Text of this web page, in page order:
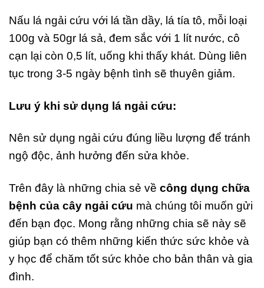
Nấu lá ngải cứu với lá tần dầy, lá tía tô, mỗi loại
100g và 50gr lá sả, đem sắc với 1 lít nước, cô
cạn lại còn 0,5 lít, uống khi thấy khát. Dùng liên
tục trong 3-5 ngày bệnh tình sẽ thuyên giảm.
Lưu ý khi sử dụng lá ngải cứu:
Nên sử dụng ngải cứu đúng liều lượng để tránh
ngộ độc, ảnh hưởng đến sửa khỏe.
Trên đây là những chia sẻ về công dụng chữa
bệnh của cây ngải cứu mà chúng tôi muốn gửi
đến bạn đọc. Mong rằng những chia sẽ này sẽ
giúp bạn có thêm những kiến thức sức khỏe và
y học để chăm tốt sức khỏe cho bản thân và gia
đình.